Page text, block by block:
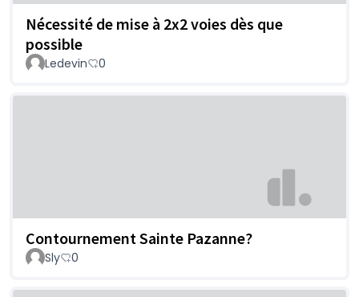
Nécessité de mise à 2x2 voies dès que
possible
Ledevin 0
Contournement Sainte Pazanne?
Sly 0